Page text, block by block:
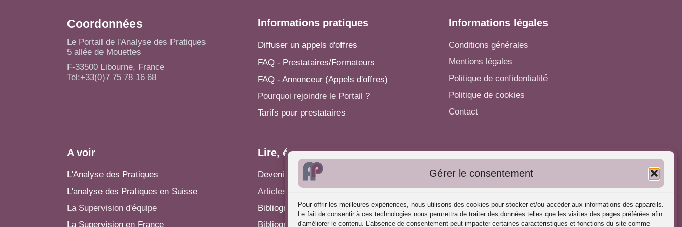
Gérer le consentement
Pour offrir les meilleures expériences, nous utilisons des cookies pour stocker et/ou accéder aux informations des appareils.
Le fait de consentir à ces technologies nous permettra de traiter des données telles que les visites des pages préférées afin
d'améliorer le contenu. L'absence de consentement peut impacter certaines caractéristiques et fonctions du site comme
Coordonnées
Le Portail de l'Analyse des Pratiques
5 allée de Mouettes
F-33500 Libourne, France
Tel:+33(0)7 75 78 16 68
Informations pratiques
Diffuser un appels d'offres
FAQ - Prestataires/Formateurs
FAQ - Annonceur (Appels d'offres)
Pourquoi rejoindre le Portail ?
Tarifs pour prestataires
Informations légales
Conditions générales
Mentions légales
Politique de confidentialité
Politique de cookies
Contact
A voir
L'Analyse des Pratiques
L'analyse des Pratiques en Suisse
La Supervision d'équipe
La Supervision en France
Lire, écrire...
Devenir rédacteur
Articles - Actualités
Bibliographie: Analyse des Pratiques
Bibliographie: Supervision
Autres informations
S'inscrire dans l'Annuaire
Publiez vos formations
Charte déontologique
Références d'intervention